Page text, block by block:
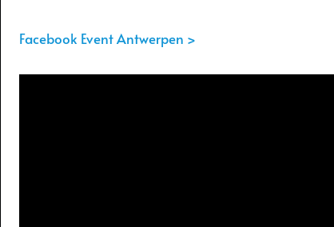
Facebook Event Antwerpen >